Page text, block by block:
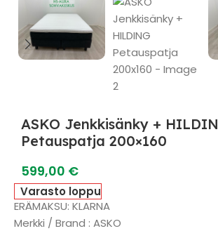
ASKO Jenkkisänky +
Petauspatja 200×160
599,00 €
Varasto loppu
ERÄMAKSU: KLARNA
Merkki / Brand : ASKO